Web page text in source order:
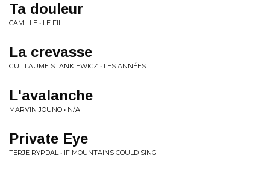
Ta douleur
CAMILLE • LE FIL
La crevasse
GUILLAUME STANKIEWICZ • LES ANNÉES
L'avalanche
MARVIN JOUNO • N/A
Private Eye
TERJE RYPDAL • IF MOUNTAINS COULD SING